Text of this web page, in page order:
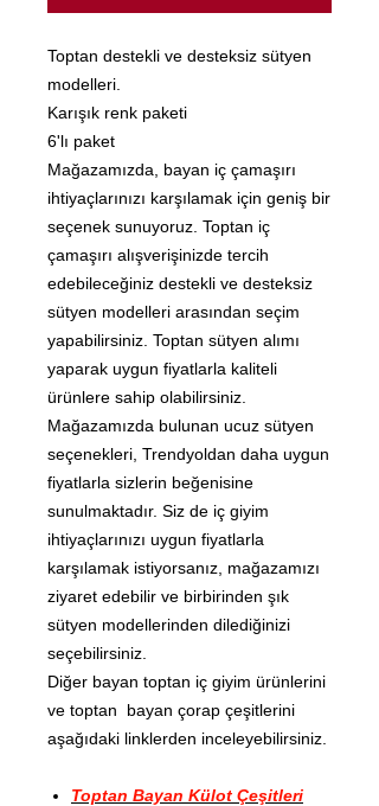
Toptan destekli ve desteksiz sütyen
modelleri.
Karışık renk paketi
6'lı paket
Mağazamızda, bayan iç çamaşırı
ihtiyaçlarınızı karşılamak için geniş bir
seçenek sunuyoruz. Toptan iç
çamaşırı alışverişinizde tercih
edebileceğiniz destekli ve desteksiz
sütyen modelleri arasından seçim
yapabilirsiniz. Toptan sütyen alımı
yaparak uygun fiyatlarla kaliteli
ürünlere sahip olabilirsiniz.
Mağazamızda bulunan ucuz sütyen
seçenekleri, Trendyoldan daha uygun
fiyatlarla sizlerin beğenisine
sunulmaktadır. Siz de iç giyim
ihtiyaçlarınızı uygun fiyatlarla
karşılamak istiyorsanız, mağazamızı
ziyaret edebilir ve birbirinden şık
sütyen modellerinden dilediğinizi
seçebilirsiniz.
Diğer bayan toptan iç giyim ürünlerini
ve toptan bayan çorap çeşitlerini
aşağıdaki linklerden inceleyebilirsiniz.
Toptan Bayan Külot Çeşitleri